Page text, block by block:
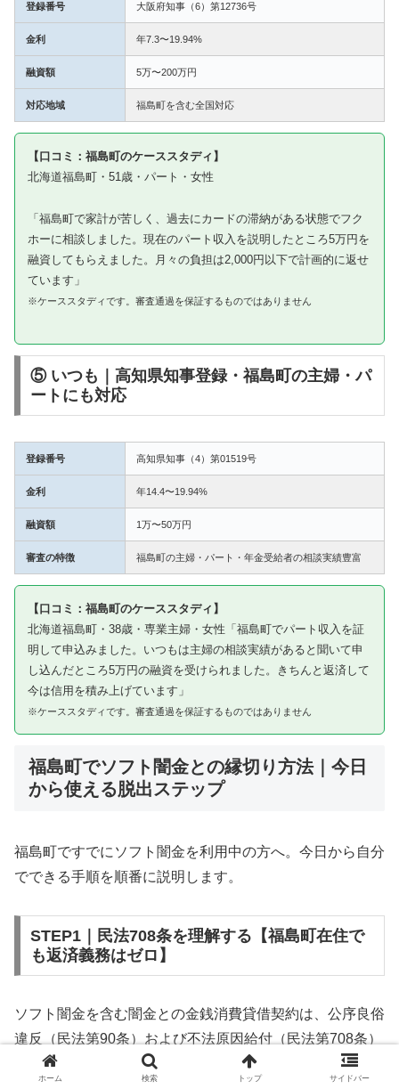
登録番号 大阪府知事（6）第12736号
金利 年7.3〜19.94%
融資額 5万〜200万円
対応地域 福島町を含む全国対応
【口コミ：福島町のケーススタディ】
北海道福島町・51歳・パート・女性
「福島町で家計が苦しく、過去にカードの滞納がある状態でフク
ホーに相談しました。現在のパート収入を説明したところ5万円を
融資してもらえました。月々の負担は2,000円以下で計画的に返せ
ています」
※ケーススタディです。審査通過を保証するものではありません
⑤ いつも｜高知県知事登録・福島町の主婦・パ
ートにも対応
登録番号 高知県知事（4）第01519号
金利 年14.4〜19.94%
融資額 1万〜50万円
審査の特徴 福島町の主婦・パート・年金受給者の相談実績豊富
【口コミ：福島町のケーススタディ】
北海道福島町・38歳・専業主婦・女性「福島町でパート収入を証
明して申込みました。いつもは主婦の相談実績があると聞いて申
し込んだところ5万円の融資を受けられました。きちんと返済して
今は信用を積み上げています」
※ケーススタディです。審査通過を保証するものではありません
福島町でソフト闇金との縁切り方法｜今日
から使える脱出ステップ
福島町ですでにソフト闇金を利用中の方へ。今日から自分
でできる手順を順番に説明します。
STEP1｜民法708条を理解する【福島町在住で
も返済義務はゼロ】
ソフト闇金を含む闇金との金銭消費貸借契約は、公序良俗
違反（民法第90条）および不法原因給付（民法第708条）
に該当するため、法的には無効です。福島町在住であって
ホーム 検索 トップ サイドバー